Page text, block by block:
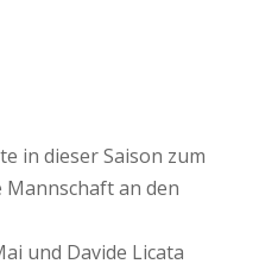
in dieser Saison zum
Mannschaft an den
und Davide Licata